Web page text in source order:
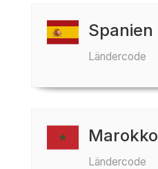
Spanien
Ländercode
Marokko
Ländercode